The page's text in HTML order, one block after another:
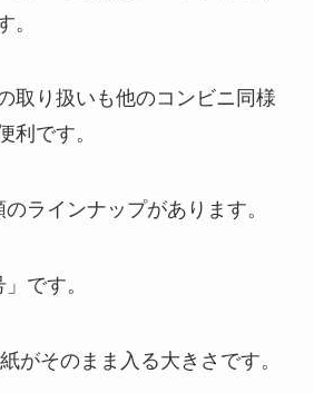
。
取り扱いも他のコンビニ同様
利です。
ラインナップがあります。
です。
がそのまま入る大きさです。